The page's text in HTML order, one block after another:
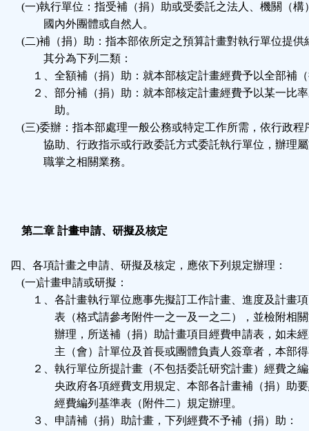
(一)執行單位：指受補（捐）助或受委託之法人、機關（構
國內外團體或自然人。
(二)補（捐）助：指本部依所定之預算計畫對執行單位提供
其分為下列二類：
１、全額補（捐）助：就本部核定計畫經費予以全部補（
２、部分補（捐）助：就本部核定計畫經費予以某一比率
助。
(三)委辦：指本部處理一般公務或特定工作所需，依行政程
協助、行政指示或行政委託方式委託執行單位，辦理屬
職掌之相關業務。
第二章 計畫申請、研擬及核定
四、各項計畫之申請、研擬及核定，應依下列規定辦理：
(一)計畫申請或研擬：
１、各計畫執行單位應事先擬訂工作計畫、進度及計畫項
表（格式請參考附件一之一及一之二），並檢附相關
辦理，所送補（捐）助計畫項目經費申請表，如未經
主（會）計單位及首長或團體負責人簽章者，本部得
２、執行單位所提計畫（不包括委託研究計畫）經費之編
央政府各項經費支用規定、本部各計畫補（捐）助要
經費編列基準表（附件二）規定辦理。
３、申請補（捐）助計畫，下列經費不予補（捐）助：